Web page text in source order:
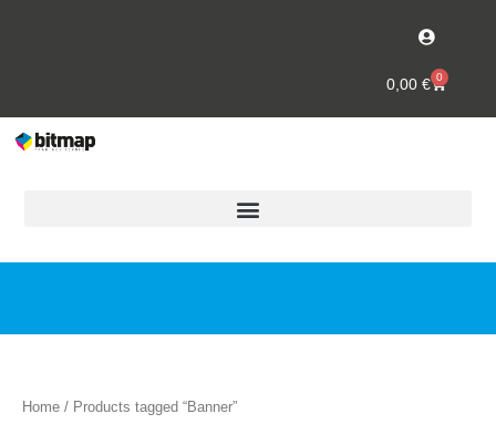
0,00 € 0
Cart
Home / Products tagged “Banner”